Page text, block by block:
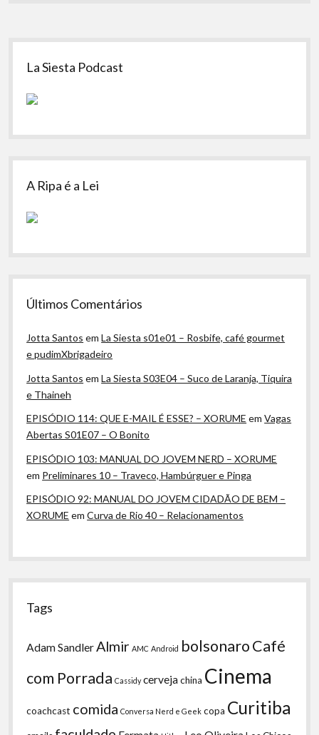
Sidebar
La Siesta Podcast
A Ripa é a Lei
Últimos Comentários
Jotta Santos emLa Siesta s01e01 – Rosbife, café gourmet
e pudimXbrigadeiro
Jotta Santos emLa Siesta S03E04 – Suco de Laranja, Tiquira
e Thaineh
EPISÓDIO 114: QUE E-MAIL É ESSE? – XORUME emVagas
Abertas S01E07 – O Bonito
EPISÓDIO 103: MANUAL DO JOVEM NERD – XORUME
em Preliminares 10 – Traveco, Hambúrguer e Pinga
EPISÓDIO 92: MANUAL DO JOVEM CIDADÃO DE BEM –
XORUME emCurva de Rio 40 – Relacionamentos
Tags
Adam Sandler Almir AMC Android bolsonaroCafé
com Porrada Cassidy cervejachina Cinema
coachcast comida Conversa Nerd e Geek copa Curitiba